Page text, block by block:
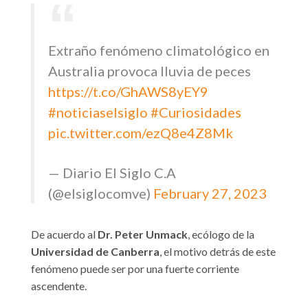
Extraño fenómeno climatológico en
Australia provoca lluvia de peces
https://t.co/GhAWS8yEY9
#noticiaselsiglo #Curiosidades
pic.twitter.com/ezQ8e4Z8Mk
— Diario El Siglo C.A
(@elsiglocomve) February 27, 2023
De acuerdo al Dr. Peter Unmack, ecólogo de la
Universidad de Canberra, el motivo detrás de este
fenómeno puede ser por una fuerte corriente
ascendente.